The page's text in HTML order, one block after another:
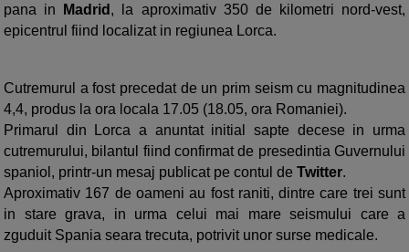
pana in
Madrid , la aproximativ 350 de kilometri nord-vest,
epicentrul fiind localizat in regiunea Lorca.
Cutremurul a fost precedat de un prim seism cu magnitudinea
4,4, produs la ora locala 17.05 (18.05, ora Romaniei).
Primarul din Lorca a anuntat initial sapte decese in urma
cutremurului, bilantul fiind confirmat de presedintia Guvernului
spaniol, printr-un mesaj publicat pe contul de Twitter.
Aproximativ 167 de oameni au fost raniti, dintre care trei sunt
in stare grava, in urma celui mai mare seismului care a
zguduit Spania seara trecuta, potrivit unor surse medicale.